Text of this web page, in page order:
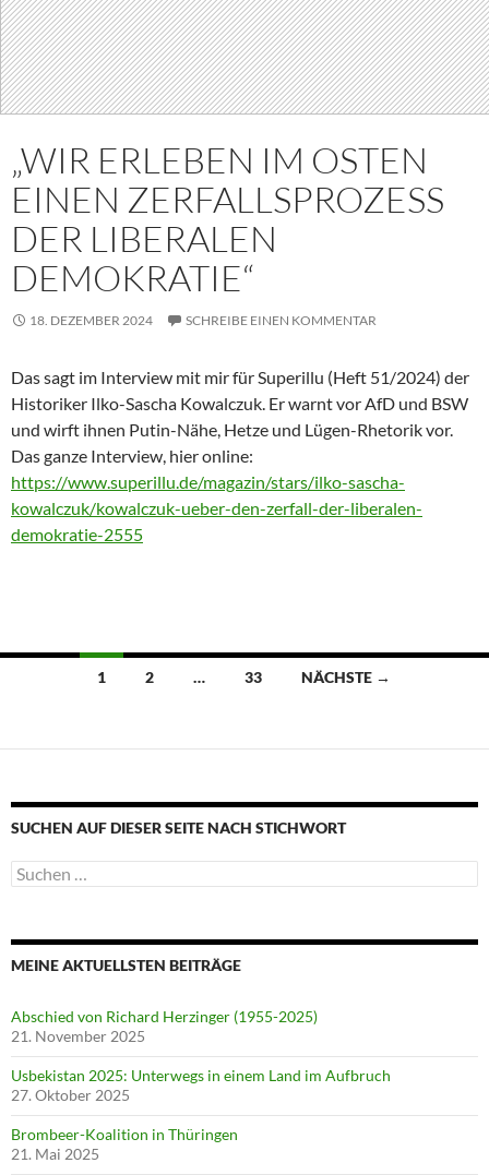
„WIR ERLEBEN IM OSTEN
EINEN ZERFALLSPROZESS
DER LIBERALEN
DEMOKRATIE“
18. DEZEMBER 2024 SCHREIBE EINEN KOMMENTAR
Das sagt im Interview mit mir für Superillu (Heft 51/2024) der
Historiker Ilko-Sascha Kowalczuk. Er warnt vor AfD und BSW
und wirft ihnen Putin-Nähe, Hetze und Lügen-Rhetorik vor.
Das ganze Interview, hier online:
https://www.superillu.de/magazin/stars/ilko-sascha-
kowalczuk/kowalczuk-ueber-den-zerfall-der-liberalen-
demokratie-2555
Beitragsnavigation
1 2 … 33 NÄCHSTE →
SUCHEN AUF DIESER SEITE NACH STICHWORT
Suche
nach:
MEINE AKTUELLSTEN BEITRÄGE
Abschied von Richard Herzinger (1955-2025)
21. November 2025
Usbekistan 2025: Unterwegs in einem Land im Aufbruch
27. Oktober 2025
Brombeer-Koalition in Thüringen
21. Mai 2025